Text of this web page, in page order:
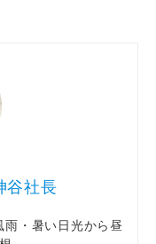
谷社長
・暑い日光から昼